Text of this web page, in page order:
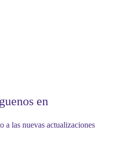
en
a las nuevas actualizaciones